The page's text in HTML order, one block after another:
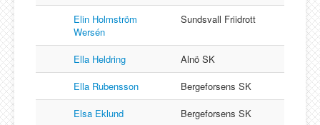
Elin Holmström
Wersén
Sundsvall Friidrott
Ella Heldring
Alnö SK
Ella Rubensson
Bergeforsens SK
Elsa Eklund
Bergeforsens SK